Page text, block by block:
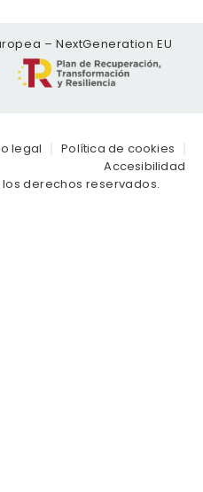
– NextGeneration EU
derechos reservados.
legal
Política de cookies
Accesibilidad